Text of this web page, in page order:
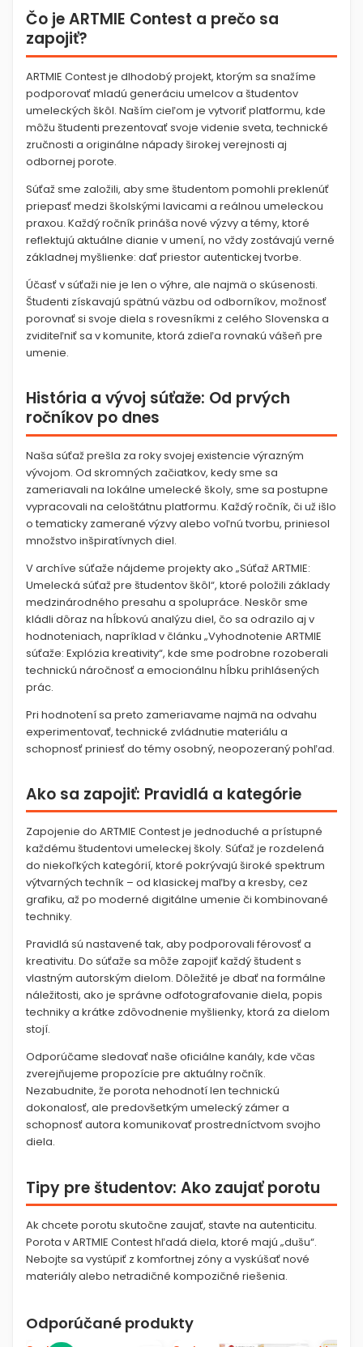
Čo je ARTMIE Contest a prečo sa
zapojiť?
ARTMIE Contest je dlhodobý projekt, ktorým sa snažíme
podporovať mladú generáciu umelcov a študentov
umeleckých škôl. Naším cieľom je vytvoriť platformu, kde
môžu študenti prezentovať svoje videnie sveta, technické
zručnosti a originálne nápady širokej verejnosti aj
odbornej porote.
Súťaž sme založili, aby sme študentom pomohli preklenúť
priepasť medzi školskými lavicami a reálnou umeleckou
praxou. Každý ročník prináša nové výzvy a témy, ktoré
reflektujú aktuálne dianie v umení, no vždy zostávajú verné
základnej myšlienke: dať priestor autentickej tvorbe.
Účasť v súťaži nie je len o výhre, ale najmä o skúsenosti.
Študenti získavajú spätnú väzbu od odborníkov, možnosť
porovnať si svoje diela s rovesníkmi z celého Slovenska a
zviditeľniť sa v komunite, ktorá zdieľa rovnakú vášeň pre
umenie.
História a vývoj súťaže: Od prvých
ročníkov po dnes
Naša súťaž prešla za roky svojej existencie výrazným
vývojom. Od skromných začiatkov, kedy sme sa
zameriavali na lokálne umelecké školy, sme sa postupne
vypracovali na celoštátnu platformu. Každý ročník, či už išlo
o tematicky zamerané výzvy alebo voľnú tvorbu, priniesol
množstvo inšpiratívnych diel.
V archíve súťaže nájdeme projekty ako „Súťaž ARTMIE:
Umelecká súťaž pre študentov škôl“, ktoré položili základy
medzinárodného presahu a spolupráce. Neskôr sme
kládli dôraz na hĺbkovú analýzu diel, čo sa odrazilo aj v
hodnoteniach, napríklad v článku „Vyhodnotenie ARTMIE
súťaže: Explózia kreativity“, kde sme podrobne rozoberali
technickú náročnosť a emocionálnu hĺbku prihlásených
prác.
Pri hodnotení sa preto zameriavame najmä na odvahu
experimentovať, technické zvládnutie materiálu a
schopnosť priniesť do témy osobný, neopozeraný pohľad.
Ako sa zapojiť: Pravidlá a kategórie
Zapojenie do ARTMIE Contest je jednoduché a prístupné
každému študentovi umeleckej školy. Súťaž je rozdelená
do niekoľkých kategórií, ktoré pokrývajú široké spektrum
výtvarných techník – od klasickej maľby a kresby, cez
grafiku, až po moderné digitálne umenie či kombinované
techniky.
Pravidlá sú nastavené tak, aby podporovali férovosť a
kreativitu. Do súťaže sa môže zapojiť každý študent s
vlastným autorským dielom. Dôležité je dbať na formálne
náležitosti, ako je správne odfotografovanie diela, popis
techniky a krátke zdôvodnenie myšlienky, ktorá za dielom
stojí.
Odporúčame sledovať naše oficiálne kanály, kde včas
zverejňujeme propozície pre aktuálny ročník.
Nezabudnite, že porota nehodnotí len technickú
dokonalosť, ale predovšetkým umelecký zámer a
schopnosť autora komunikovať prostredníctvom svojho
diela.
Tipy pre študentov: Ako zaujať porotu
Ak chcete porotu skutočne zaujať, stavte na autenticitu.
Porota v ARTMIE Contest hľadá diela, ktoré majú „dušu“.
Nebojte sa vystúpiť z komfortnej zóny a vyskúšať nové
materiály alebo netradičné kompozičné riešenia.
Odporúčané produkty